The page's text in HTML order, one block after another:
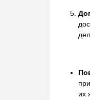
их